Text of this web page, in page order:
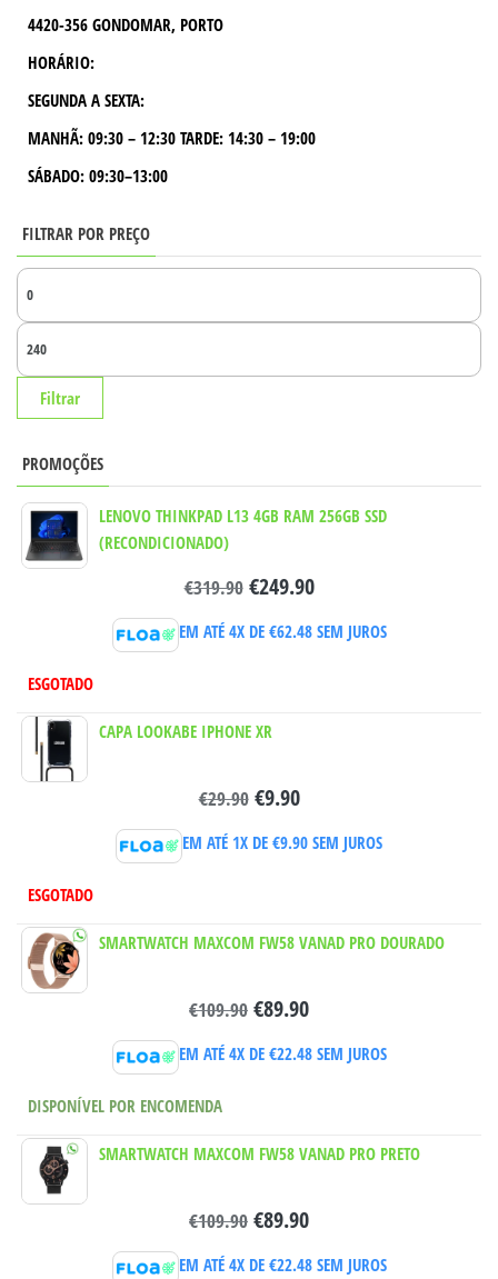
4420-356 GONDOMAR, PORTO
HORÁRIO:
SEGUNDA A SEXTA:
MANHÃ: 09:30 – 12:30 TARDE: 14:30 – 19:00
SÁBADO: 09:30–13:00
FILTRAR POR PREÇO
Filtrar
PROMOÇÕES
LENOVO THINKPAD L13 4GB RAM 256GB SSD
(RECONDICIONADO)
€319.90 €249.90
EM ATÉ 4X DE €62.48SEM JUROS
ESGOTADO
CAPA LOOKABE IPHONE XR
€29.90 €9.90
EM ATÉ 1X DE €9.90 SEM JUROS
ESGOTADO
SMARTWATCH MAXCOM FW58 VANAD PRO DOURADO
€109.90 €89.90
EM ATÉ 4X DE €22.48SEM JUROS
DISPONÍVEL POR ENCOMENDA
SMARTWATCH MAXCOM FW58 VANAD PRO PRETO
€109.90 €89.90
EM ATÉ 4X DE €22.48SEM JUROS